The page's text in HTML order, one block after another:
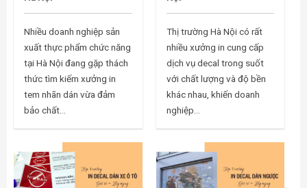
Nhiều doanh nghiệp sản
xuất thực phẩm chức năng
tại Hà Nội đang gặp thách
thức tìm kiếm xưởng in
tem nhãn dán vừa đảm
bảo chất...
Thị trường Hà Nội có rất
nhiều xưởng in cung cấp
dịch vụ decal trong suốt
với chất lượng và độ bền
khác nhau, khiến doanh
nghiệp...